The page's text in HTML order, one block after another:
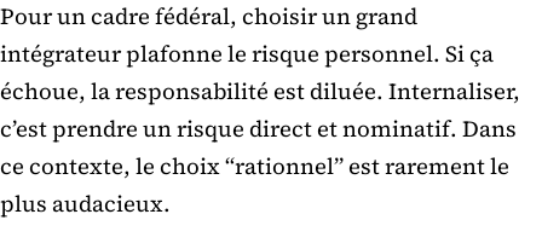
Pour un cadre fédéral, choisir un grand
intégrateur plafonne le risque personnel. Si ça
échoue, la responsabilité est diluée. Internaliser,
c’est prendre un risque direct et nominatif. Dans
ce contexte, le choix “rationnel” est rarement le
plus audacieux.